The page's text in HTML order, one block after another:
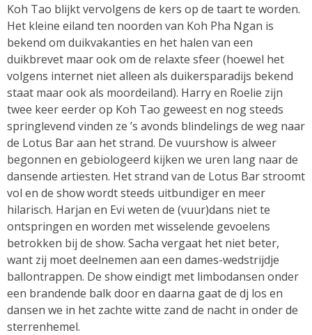
Koh Tao blijkt vervolgens de kers op de taart te worden.
Het kleine eiland ten noorden van Koh Pha Ngan is
bekend om duikvakanties en het halen van een
duikbrevet maar ook om de relaxte sfeer (hoewel het
volgens internet niet alleen als duikersparadijs bekend
staat maar ook als moordeiland). Harry en Roelie zijn
twee keer eerder op Koh Tao geweest en nog steeds
springlevend vinden ze ’s avonds blindelings de weg naar
de Lotus Bar aan het strand. De vuurshow is alweer
begonnen en gebiologeerd kijken we uren lang naar de
dansende artiesten. Het strand van de Lotus Bar stroomt
vol en de show wordt steeds uitbundiger en meer
hilarisch. Harjan en Evi weten de (vuur)dans niet te
ontspringen en worden met wisselende gevoelens
betrokken bij de show. Sacha vergaat het niet beter,
want zij moet deelnemen aan een dames-wedstrijdje
ballontrappen. De show eindigt met limbodansen onder
een brandende balk door en daarna gaat de dj los en
dansen we in het zachte witte zand de nacht in onder de
sterrenhemel.